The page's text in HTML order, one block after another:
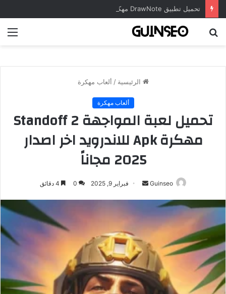
الرئيسية / ألعاب مهكرة
ألعاب مهكرة
تحميل لعبة المواجهة Standoff 2
مهكرة Apk للاندرويد اخر اصدار
2025 مجاناً
Guinseo
أرسل فبراير 9, 2025 0